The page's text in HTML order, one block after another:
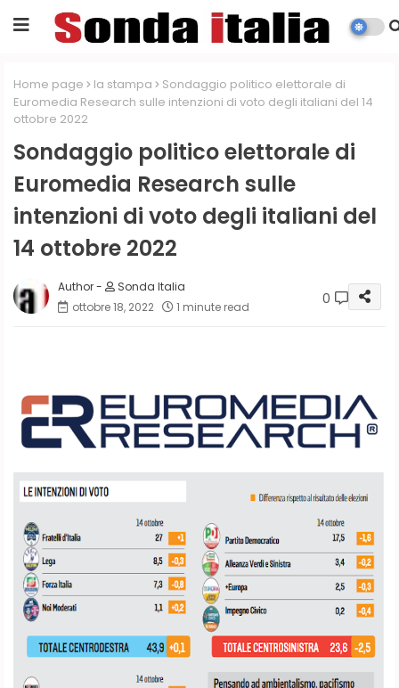
Home page la stampa
Sondaggio politico elettorale di
Euromedia Research sulle intenzioni di voto degli italiani del 14
ottobre 2022
Sondaggio politico elettorale di
Euromedia Research sulle
intenzioni di voto degli italiani del
14 ottobre 2022
Sonda Italia
ottobre 18, 2022
1 minute read 0